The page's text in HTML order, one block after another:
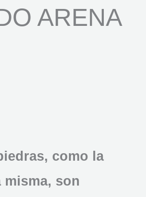
ARENA
como la
misma, son